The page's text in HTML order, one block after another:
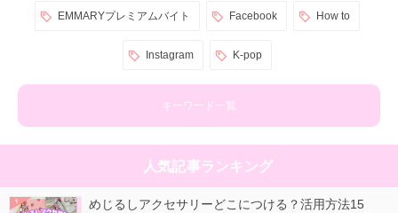
EMMARYプレミアムバイト Facebook How to
Instagram K-pop
キーワード一覧
人気記事ランキング
めじるしアクセサリーどこにつける？活用方法15